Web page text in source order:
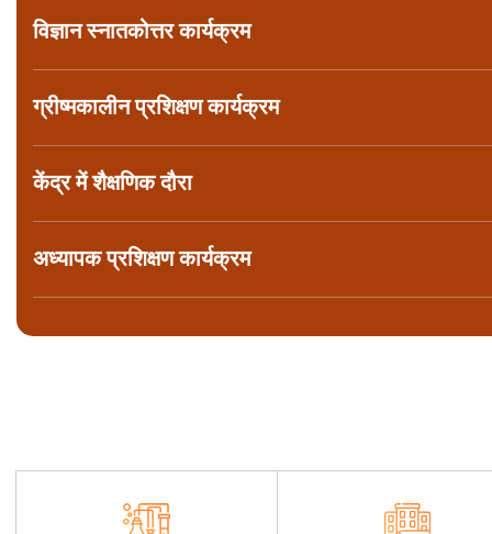
विज्ञान स्नातकोत्तर कार्यक्रम
ग्रीष्मकालीन प्रशिक्षण कार्यक्रम
केंद्र में शैक्षणिक दौरा
अध्यापक प्रशिक्षण कार्यक्रम